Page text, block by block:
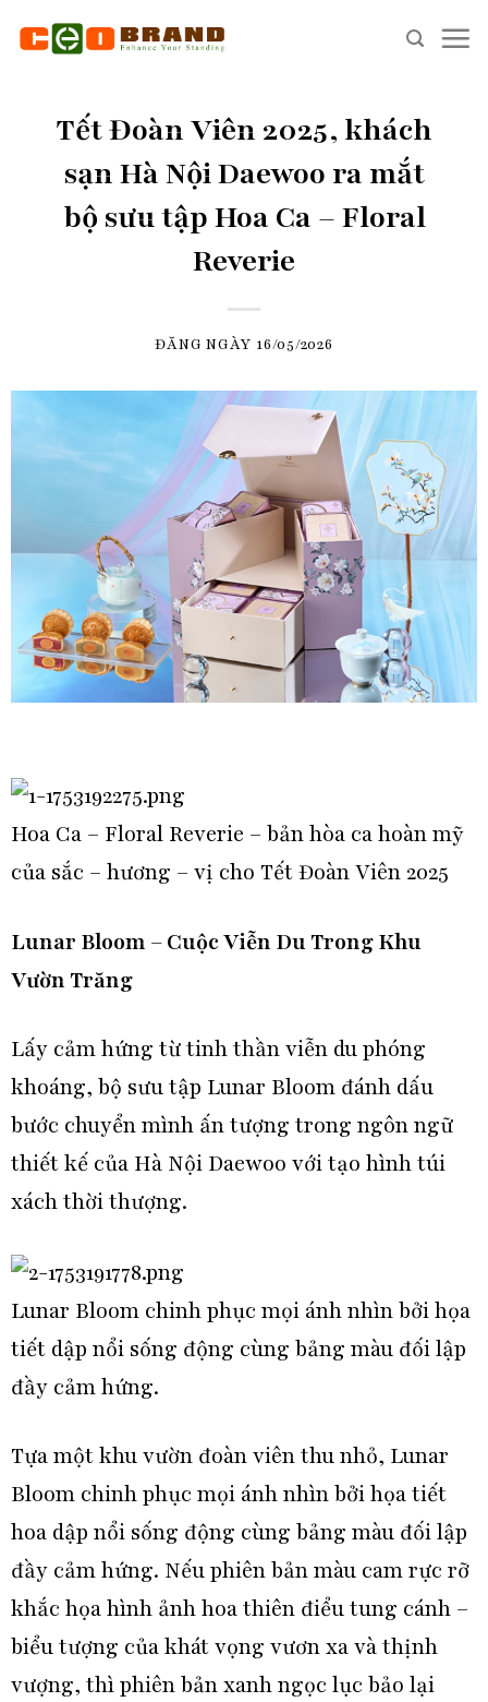
Tết Đoàn Viên 2025, khách
sạn Hà Nội Daewoo ra mắt
bộ sưu tập Hoa Ca – Floral
Reverie
ĐĂNG NGÀY 16/05/2026
Hoa Ca – Floral Reverie – bản hòa ca hoàn mỹ
của sắc – hương – vị cho Tết Đoàn Viên 2025
Lunar Bloom – Cuộc Viễn Du Trong Khu
Vườn Trăng
Lấy cảm hứng từ tinh thần viễn du phóng
khoáng, bộ sưu tập Lunar Bloom đánh dấu
bước chuyển mình ấn tượng trong ngôn ngữ
thiết kế của Hà Nội Daewoo với tạo hình túi
xách thời thượng.
Lunar Bloom chinh phục mọi ánh nhìn bởi họa
tiết dập nổi sống động cùng bảng màu đối lập
đầy cảm hứng.
Tựa một khu vườn đoàn viên thu nhỏ, Lunar
Bloom chinh phục mọi ánh nhìn bởi họa tiết
hoa dập nổi sống động cùng bảng màu đối lập
đầy cảm hứng. Nếu phiên bản màu cam rực rỡ
khắc họa hình ảnh hoa thiên điểu tung cánh –
biểu tượng của khát vọng vươn xa và thịnh
vượng, thì phiên bản xanh ngọc lục bảo lại